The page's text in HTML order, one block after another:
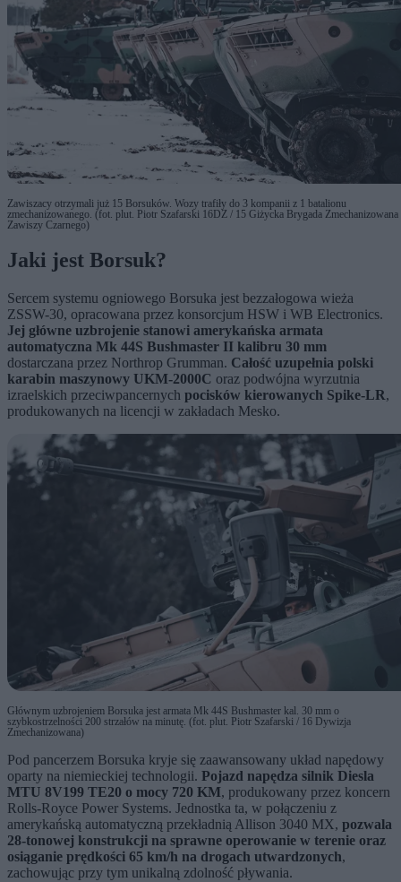
Zawiszacy otrzymali już 15 Borsuków. Wozy trafiły do 3 kompanii z 1 batalionu
zmechanizowanego. (fot. plut. Piotr Szafarski 16DZ / 15 Giżycka Brygada Zmechanizowana
Zawiszy Czarnego)
Jaki jest Borsuk?
Sercem systemu ogniowego Borsuka jest bezzałogowa wieża
ZSSW-30, opracowana przez konsorcjum HSW i WB Electronics.
Jej główne uzbrojenie stanowi amerykańska armata
automatyczna Mk 44S Bushmaster II kalibru 30 mm
dostarczana przez Northrop Grumman. Całość uzupełnia polski
karabin maszynowy UKM-2000C oraz podwójna wyrzutnia
izraelskich przeciwpancernych pocisków kierowanych Spike-LR,
produkowanych na licencji w zakładach Mesko.
Głównym uzbrojeniem Borsuka jest armata Mk 44S Bushmaster kal. 30 mm o
szybkostrzelności 200 strzałów na minutę. (fot. plut. Piotr Szafarski / 16 Dywizja
Zmechanizowana)
Pod pancerzem Borsuka kryje się zaawansowany układ napędowy
oparty na niemieckiej technologii. Pojazd napędza silnik Diesla
MTU 8V199 TE20 o mocy 720 KM, produkowany przez koncern
Rolls-Royce Power Systems. Jednostka ta, w połączeniu z
amerykańską automatyczną przekładnią Allison 3040 MX, pozwala
28-tonowej konstrukcji na sprawne operowanie w terenie oraz
osiąganie prędkości 65 km/h na drogach utwardzonych,
zachowując przy tym unikalną zdolność pływania.